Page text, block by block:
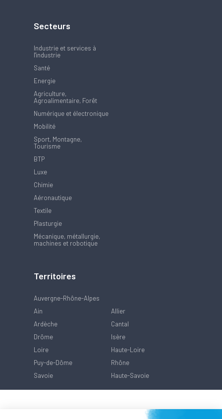
Secteurs
Industrie et services à
l'industrie
Santé
Energie
Agriculture,
Agroalimentaire, Forêt
Numérique et électronique
Mobilité
Sport, Montagne,
Tourisme
BTP
Luxe
Chimie
Aéronautique
Textile
Plasturgie
Mécanique, métallurgie,
machines et robotique
Territoires
Auvergne-Rhône-Alpes
Ain
Allier
Ardèche
Cantal
Drôme
Isère
Loire
Haute-Loire
Puy-de-Dôme
Rhône
Savoie
Haute-Savoie